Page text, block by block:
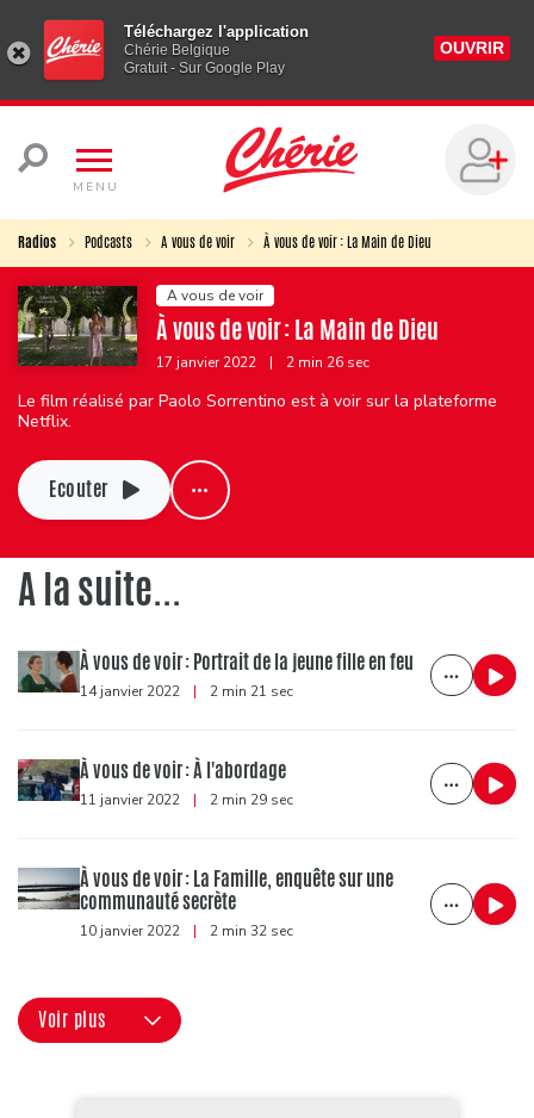
Téléchargez l'application
Chérie Belgique
Gratuit - Sur Google Play
OUVRIR
MENU
Radios Podcasts A vous de voir À vous de voir : La Main de Dieu
A vous de voir
À vous de voir : La Main de Dieu
17 janvier 2022 | 2 min 26 sec
Le film réalisé par Paolo Sorrentino est à voir sur la plateforme
Netflix.
Ecouter
A la suite...
À vous de voir : Portrait de la jeune fille en feu
14 janvier 2022 | 2 min 21 sec
À vous de voir : À l'abordage
11 janvier 2022 | 2 min 29 sec
À vous de voir : La Famille, enquête sur une
communauté secrète
10 janvier 2022 | 2 min 32 sec
Voir plus